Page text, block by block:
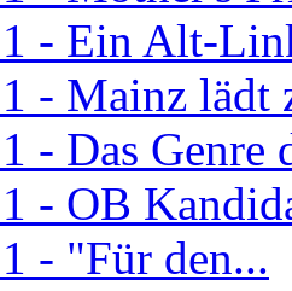
- Ein Alt-
- Mainz lädt
- Das Genre
- OB
- "Für den...